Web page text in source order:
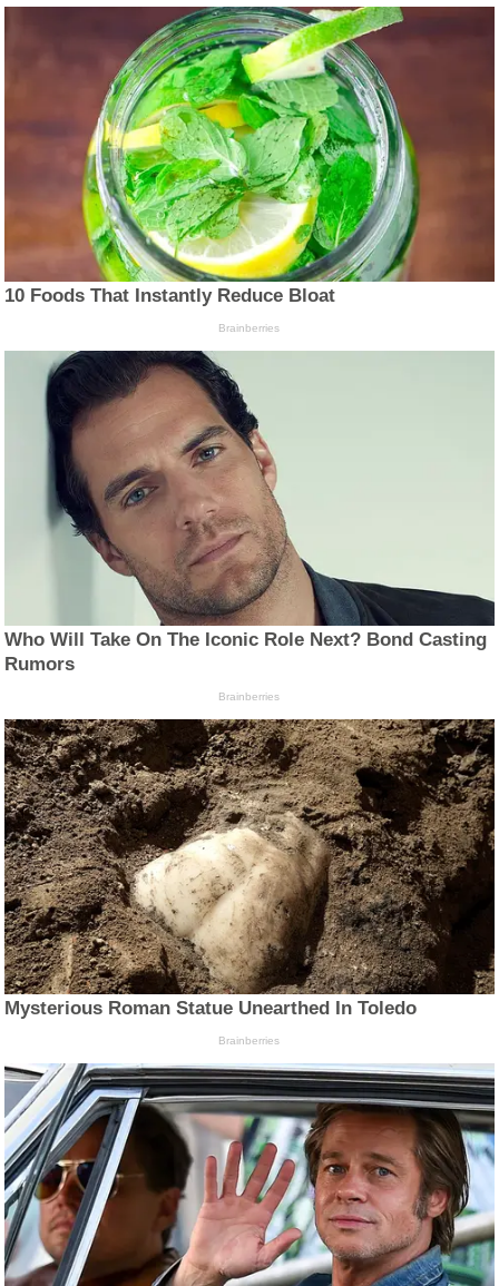
10 Foods That Instantly Reduce Bloat
Brainberries
Who Will Take On The Iconic Role Next? Bond Casting
Rumors
Brainberries
Mysterious Roman Statue Unearthed In Toledo
Brainberries